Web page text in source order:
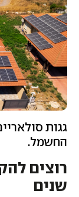
גגות
החשמל.
רוצים
שנים